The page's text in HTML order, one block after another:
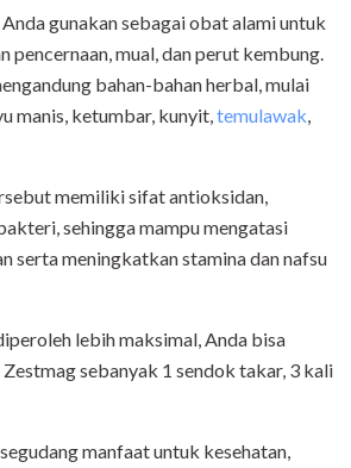
gunakan sebagai obat alami untuk
pencernaan, mual, dan perut kembung.
bahan-bahan herbal, mulai
manis, ketumbar, kunyit,temulawak,
memiliki sifat antioksidan,
sehingga mampu mengatasi
serta meningkatkan stamina dan nafsu
lebih maksimal, Anda bisa
sebanyak 1 sendok takar, 3 kali
manfaat untuk kesehatan,